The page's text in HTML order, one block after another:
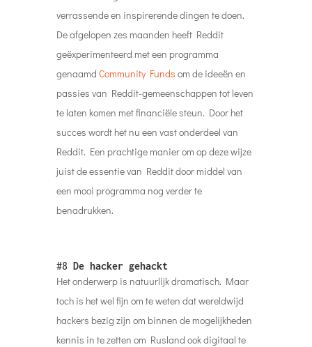
verrassende en inspirerende dingen te doen.
De afgelopen zes maanden heeft Reddit
geëxperimenteerd met een programma
genaamd Community Funds om de ideeën en
passies van Reddit-gemeenschappen tot leven
te laten komen met financiële steun. Door het
succes wordt het nu een vast onderdeel van
Reddit. Een prachtige manier om op deze wijze
juist de essentie van Reddit door middel van
een mooi programma nog verder te
benadrukken.
#8 De hacker gehackt
Het onderwerp is natuurlijk dramatisch. Maar
toch is het wel fijn om te weten dat wereldwijd
hackers bezig zijn om binnen de mogelijkheden
kennis in te zetten om Rusland ook digitaal te